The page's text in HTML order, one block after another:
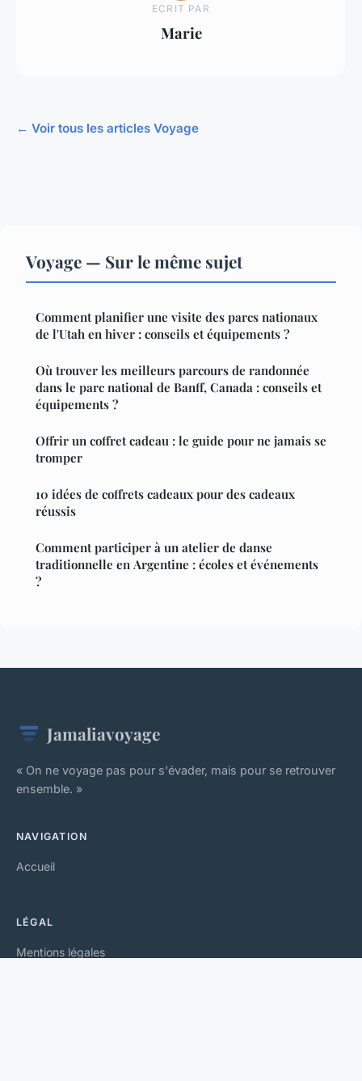
ECRIT PAR
Marie
← Voir tous les articles Voyage
Voyage — Sur le même sujet
Comment planifier une visite des parcs nationaux
de l'Utah en hiver : conseils et équipements ?
Où trouver les meilleurs parcours de randonnée
dans le parc national de Banff, Canada : conseils et
équipements ?
Offrir un coffret cadeau : le guide pour ne jamais se
tromper
10 idées de coffrets cadeaux pour des cadeaux
réussis
Comment participer à un atelier de danse
traditionnelle en Argentine : écoles et événements
?
Jamaliavoyage
« On ne voyage pas pour s'évader, mais pour se retrouver
ensemble. »
NAVIGATION
Accueil
LÉGAL
Mentions légales